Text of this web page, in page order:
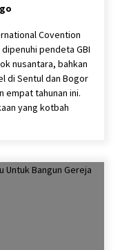
Covention
pendeta GBI
nusantara, bahkan
di Sentul dan Bogor
empat tahunan ini.
yang kotbah